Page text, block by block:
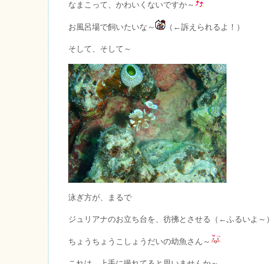
なまこって、かわいくないですか～
お風呂場で飼いたいな～ （←訴えられるよ！）
そして、そして～
泳ぎ方が、まるで
ジュリアナのお立ち台を、彷彿とさせる（←ふるいよ～）
ちょうちょうこしょうだいの幼魚さん～